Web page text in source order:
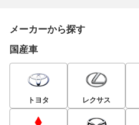
メーカーから探す
国産車
トヨタ レクサス